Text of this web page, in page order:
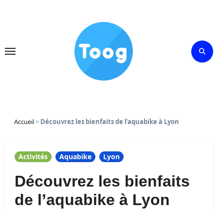
Accueil> Découvrez les bienfaits de l’aquabike à Lyon
Activités Aquabike Lyon
Découvrez les bienfaits
de l’aquabike à Lyon